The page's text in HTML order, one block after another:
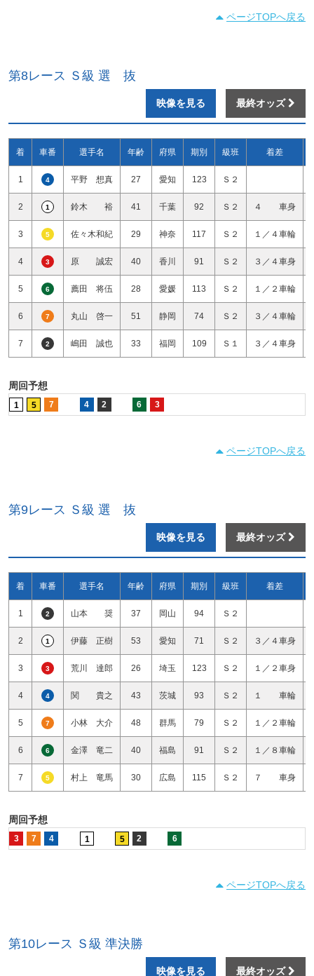
ページTOPへ戻る
第8レース Ｓ級 選 抜
映像を見る 最終オッズ
着 車番 選手名 年齢 府県 期別 級班 着差
1 4 平野 想真 27 愛知 123 Ｓ２
2 1 鈴木 裕 41 千葉 92 Ｓ２ ４ 車身
3 5 佐々木和紀 29 神奈 117 Ｓ２ １／４車輪
4 3 原 誠宏 40 香川 91 Ｓ２ ３／４車身
5 6 薦田 将伍 28 愛媛 113 Ｓ２ １／２車輪
6 7 丸山 啓一 51 静岡 74 Ｓ２ ３／４車輪
7 2 嶋田 誠也 33 福岡 109 Ｓ１ ３／４車身
周回予想
1 5 7 4 2 6 3
ページTOPへ戻る
第9レース Ｓ級 選 抜
映像を見る 最終オッズ
着 車番 選手名 年齢 府県 期別 級班 着差
1 2 山本 奨 37 岡山 94 Ｓ２
2 1 伊藤 正樹 53 愛知 71 Ｓ２ ３／４車身
3 3 荒川 達郎 26 埼玉 123 Ｓ２ １／２車身
4 4 関 貴之 43 茨城 93 Ｓ２ １ 車輪
5 7 小林 大介 48 群馬 79 Ｓ２ １／２車輪
6 6 金澤 竜二 40 福島 91 Ｓ２ １／８車輪
7 5 村上 竜馬 30 広島 115 Ｓ２ ７ 車身
周回予想
3 7 4 1 5 2 6
ページTOPへ戻る
第10レース Ｓ級 準決勝
映像を見る 最終オッズ